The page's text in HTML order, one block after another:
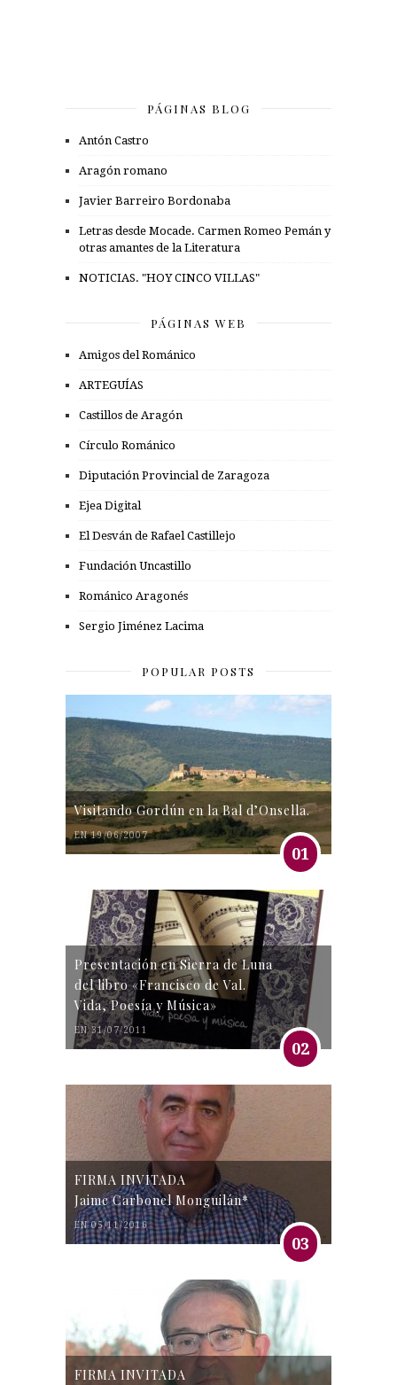
PÁGINAS BLOG
Antón Castro
Aragón romano
Javier Barreiro Bordonaba
Letras desde Mocade. Carmen Romeo Pemán y
otras amantes de la Literatura
NOTICIAS. "HOY CINCO VILLAS"
PÁGINAS WEB
Amigos del Románico
ARTEGUÍAS
Castillos de Aragón
Círculo Románico
Diputación Provincial de Zaragoza
Ejea Digital
El Desván de Rafael Castillejo
Fundación Uncastillo
Románico Aragonés
Sergio Jiménez Lacima
POPULAR POSTS
Visitando Gordún en la Bal d’Onsella.
EN 19/06/2007
01
Presentación en Sierra de Luna
del libro «Francisco de Val.
Vida, Poesía y Música»
EN 31/07/2011
02
FIRMA INVITADA
Jaime Carbonel Monguilán*
EN 05/11/2016
03
FIRMA INVITADA